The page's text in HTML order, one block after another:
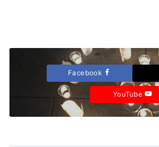
Facebook
YouTube